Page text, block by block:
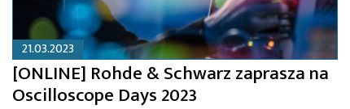
21.03.2023
[ONLINE] Rohde & Schwarz zaprasza na
Oscilloscope Days 2023